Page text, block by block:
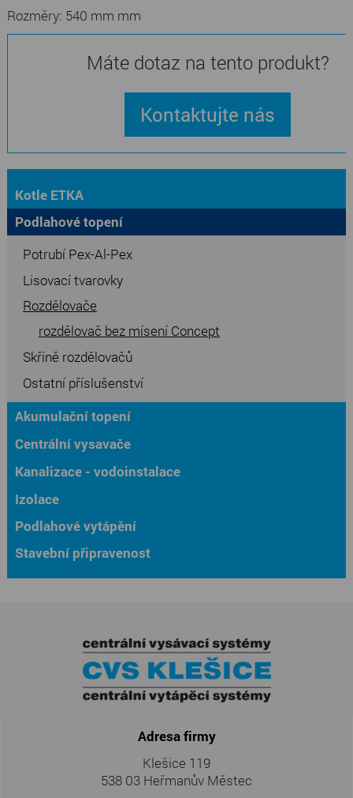
Rozměry: 540 mm mm
Máte dotaz na tento produkt?
Kontaktujte nás
Kotle ETKA
Podlahové topení
Potrubí Pex-Al-Pex
Lisovací tvarovky
Rozdělovače
rozdělovač bez mísení Concept
Skříně rozdělovačů
Ostatní příslušenství
Akumulační topení
Centrální vysavače
Kanalizace - vodoinstalace
Izolace
Podlahové vytápění
Stavební připravenost
Adresa firmy
Klešice 119
538 03 Heřmanův Městec